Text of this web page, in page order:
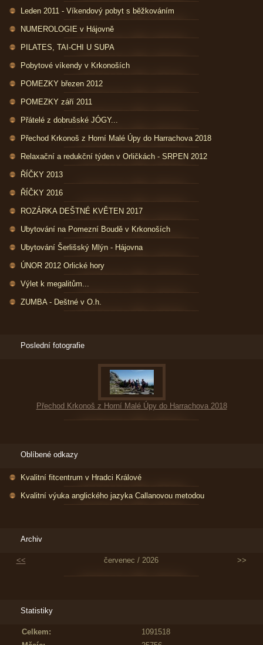
Leden 2011 - Víkendový pobyt s běžkováním
NUMEROLOGIE v Hájovně
PILATES, TAI-CHI U SUPA
Pobytové víkendy v Krkonoších
POMEZKY březen 2012
POMEZKY září 2011
Přátelé z dobrušské JÓGY...
Přechod Krkonoš z Horní Malé Úpy do Harrachova 2018
Relaxační a redukční týden v Orličkách - SRPEN 2012
ŘÍČKY 2013
ŘÍČKY 2016
ROZÁRKA DEŠTNÉ KVĚTEN 2017
Ubytování na Pomezní Boudě v Krkonoších
Ubytování Šerlišský Mlýn - Hájovna
ÚNOR 2012 Orlické hory
Výlet k megalitům...
ZUMBA - Deštné v O.h.
Poslední fotografie
Přechod Krkonoš z Horní Malé Úpy do Harrachova 2018
Oblíbené odkazy
Kvalitní fitcentrum v Hradci Králové
Kvalitní výuka anglického jazyka Callanovou metodou
Archiv
<< červenec / 2026 >>
Statistiky
Celkem:
1091518